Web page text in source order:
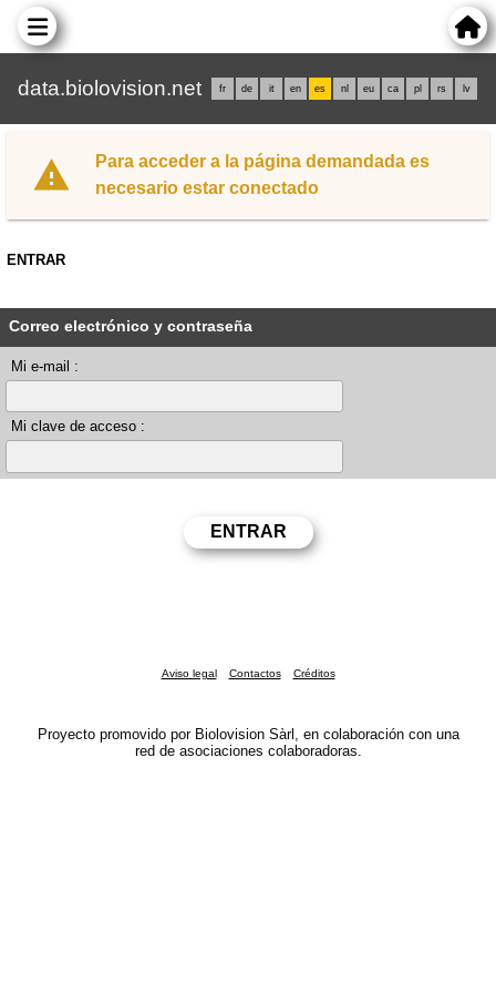
data.biolovision.net fr de it en es nl eu ca pl rs lv
Para acceder a la página demandada es
necesario estar conectado
ENTRAR
Correo electrónico y contraseña
Mi e-mail :
Mi clave de acceso :
Aviso legal Contactos Créditos
Proyecto promovido por Biolovision Sàrl, en colaboración con una
red de asociaciones colaboradoras.